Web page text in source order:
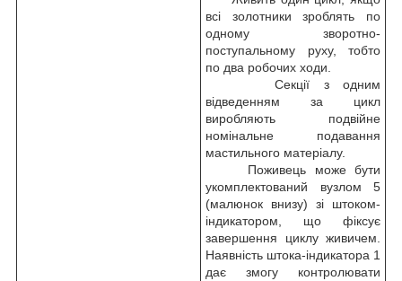
всі золотники зроблять по
одному зворотно-
поступальному руху, тобто
по два робочих ходи.
Секції з одним
відведенням за цикл
виробляють подвійне
номінальне подавання
мастильного матеріалу.
Поживець може бути
укомплектований вузлом 5
(малюнок внизу) зі штоком-
індикатором, що фіксує
завершення циклу живичем.
Наявність штока-індикатора 1
дає змогу контролювати